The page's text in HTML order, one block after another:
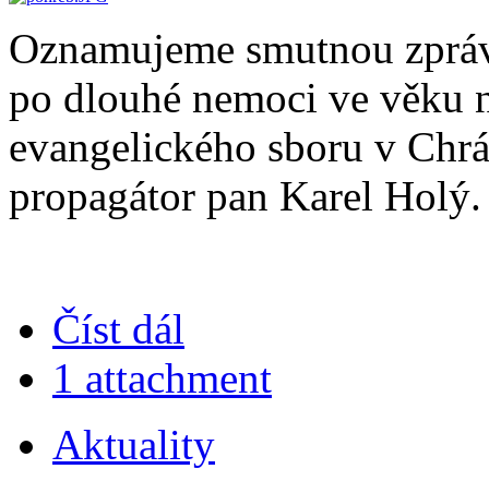
Oznamujeme smutnou
po dlouhé nemoci ve věku
evangelického sboru v
propagátor pan Karel Holý.
Číst dál
1 attachment
Aktuality